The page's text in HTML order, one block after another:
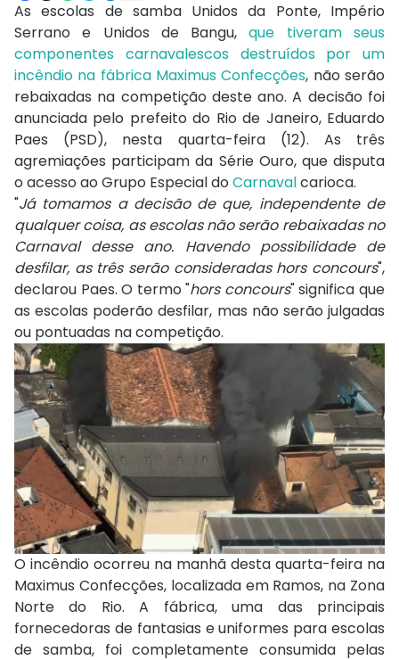
As escolas de samba Unidos da Ponte, Império
Serrano e Unidos de Bangu,que tiveram seus
componentes carnavalescos destruídos por um
incêndio na fábrica Maximus Confecções, não serão
rebaixadas na competição deste ano. A decisão foi
anunciada pelo prefeito do Rio de Janeiro, Eduardo
Paes (PSD), nesta quarta-feira (12). As três
agremiações participam da Série Ouro, que disputa
o acesso ao Grupo Especial do Carnavalcarioca.
"Já tomamos a decisão de que, independente de
qualquer coisa, as escolas não serão rebaixadas no
Carnaval desse ano. Havendo possibilidade de
desfilar, as três serão consideradas hors concours",
declarou Paes. O termo "hors concours" significa que
as escolas poderão desfilar, mas não serão julgadas
ou pontuadas na competição.
O incêndio ocorreu na manhã desta quarta-feira na
Maximus Confecções, localizada em Ramos, na Zona
Norte do Rio. A fábrica, uma das principais
fornecedoras de fantasias e uniformes para escolas
de samba, foi completamente consumida pelas